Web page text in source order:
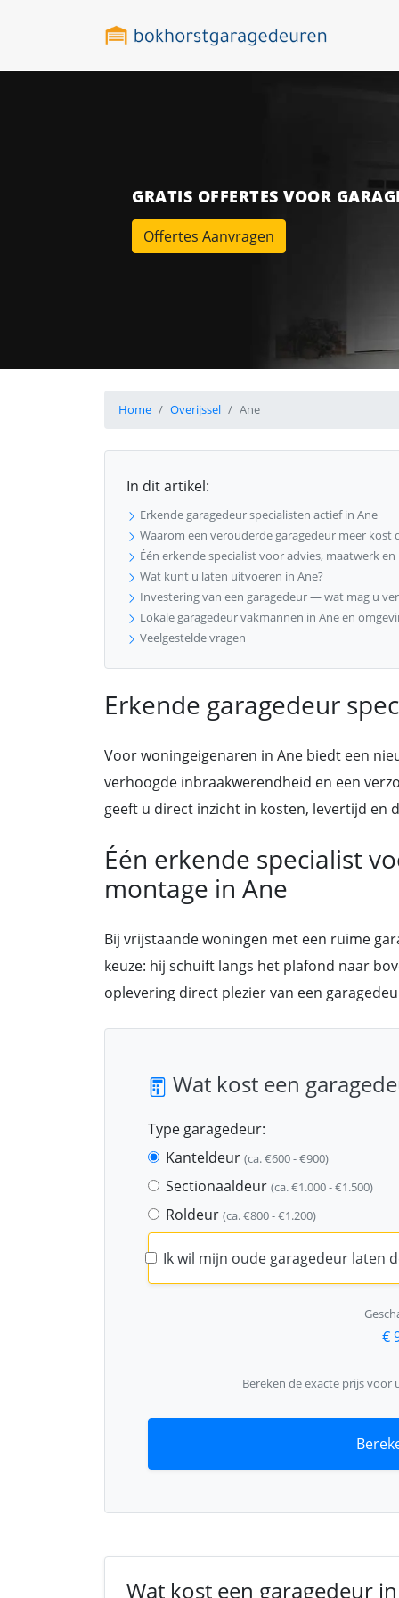
GRATIS OFFERTES VOOR
Offertes Aanvragen
Home Overijssel Ane
In dit artikel:
Erkende garagedeur specialisten actief in Ane
Waarom een verouderde garagedeur meer kost
Één erkende specialist voor advies, maatwerk
Wat kunt u laten uitvoeren in Ane?
Investering van een garagedeur — wat mag u
Lokale garagedeur vakmannen in Ane en
Veelgestelde vragen
Erkende garagedeur
Voor woningeigenaren in Ane biedt een
verhoogde inbraakwerendheid en een
geeft u direct inzicht in kosten, levertijd en
Één erkende specialist
montage in Ane
Bij vrijstaande woningen met een ruime
keuze: hij schuift langs het plafond naar
oplevering direct plezier van een
Wat kost een
Type garagedeur:
Kanteldeur (ca. €600 - €900)
Sectionaaldeur (ca. €1.000 - €1.500)
Roldeur (ca. €800 - €1.200)
Ik wil mijn oude garagedeur laten
€
Bereken de exacte prijs
Wat kost een garagedeur